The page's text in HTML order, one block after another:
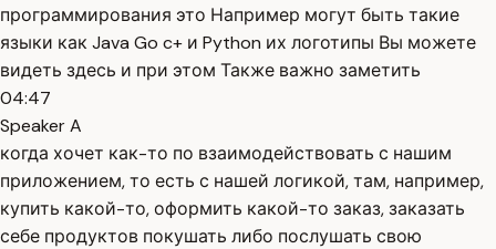
программирования это Например могут быть такие
языки как Java Go c+ и Python их логотипы Вы можете
видеть здесь и при этом Также важно заметить
04:47
Speaker A
когда хочет как-то по взаимодействовать с нашим
приложением, то есть с нашей логикой, там, например,
купить какой-то, оформить какой-то заказ, заказать
себе продуктов покушать либо послушать свою